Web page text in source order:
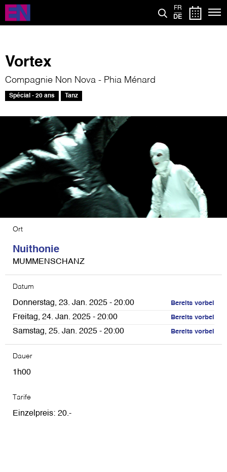
Direkt
zum
Inhalt
FR
DE
Vortex
Compagnie Non Nova - Phia Ménard
Spécial - 20 ans Tanz
Ort
Nuithonie
MUMMENSCHANZ
Datum
Donnerstag, 23. Jan. 2025 - 20:00 Bereits vorbei
Freitag, 24. Jan. 2025 - 20:00 Bereits vorbei
Samstag, 25. Jan. 2025 - 20:00 Bereits vorbei
Dauer
1h00
Tarife
Einzelpreis 20